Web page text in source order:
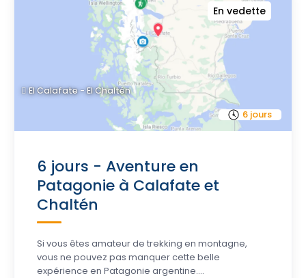
En vedette
6 jours
El Calafate - El Chaltén
6 jours - Aventure en
Patagonie à Calafate et
Chaltén
Si vous êtes amateur de trekking en montagne,
vous ne pouvez pas manquer cette belle
expérience en Patagonie argentine....